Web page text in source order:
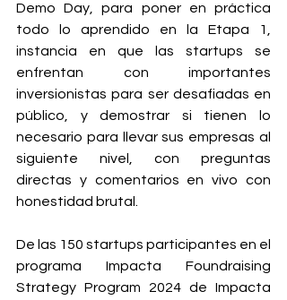
Demo Day, para poner en práctica
todo lo aprendido en la Etapa 1,
instancia en que las startups se
enfrentan con importantes
inversionistas para ser desafiadas en
público, y demostrar si tienen lo
necesario para llevar sus empresas al
siguiente nivel, con preguntas
directas y comentarios en vivo con
honestidad brutal.
De las 150 startups participantes en el
programa Impacta Foundraising
Strategy Program 2024 de Impacta